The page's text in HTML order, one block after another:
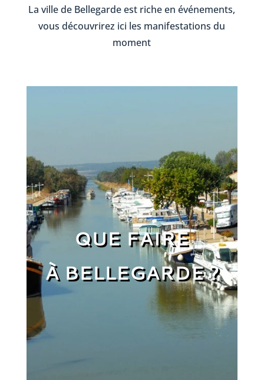
La ville de Bellegarde est riche en événements,
vous découvrirez ici les manifestations du
moment
QUE FAIRE
À BELLEGARDE ?